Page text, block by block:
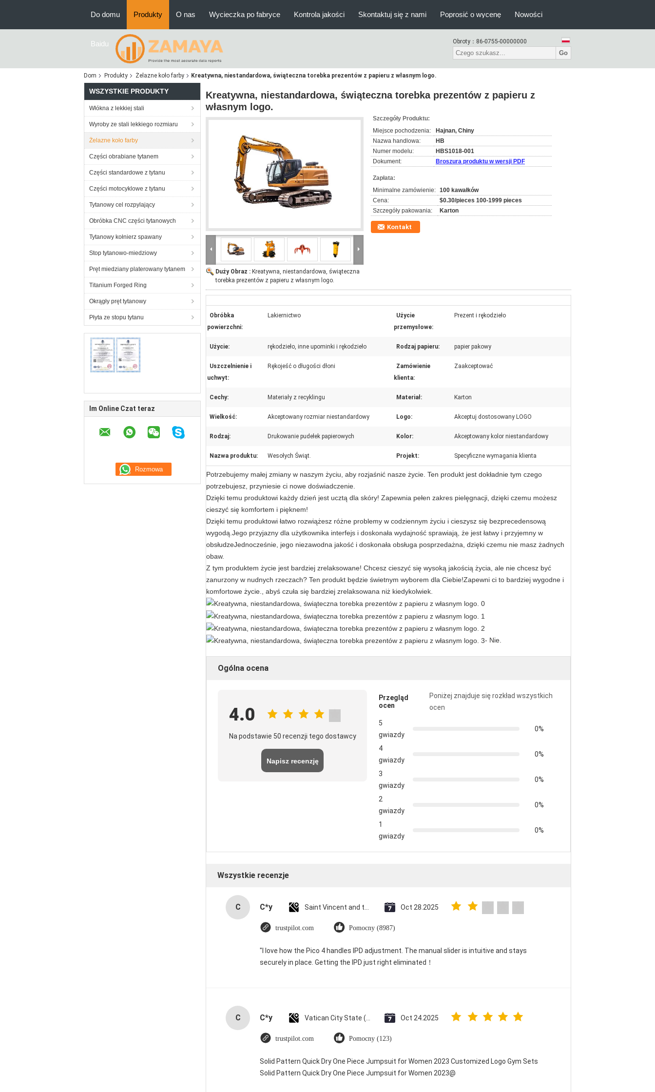
Do domu Produkty O nas Wycieczka po fabryce Kontrola jakości Skontaktuj się z nami Poprosić o wycenę Nowości
Baidu Obroty： 86-0755-00000000
Go
Dom Produkty Żelazne koło farby Kreatywna, niestandardowa, świąteczna torebka prezentów z papieru z własnym logo.
WSZYSTKIE PRODUKTY
Włókna z lekkiej stali
Wyroby ze stali lekkiego rozmiaru
Żelazne koło farby
Części obrabiane tytanem
Części standardowe z tytanu
Części motocyklowe z tytanu
Tytanowy cel rozpylający
Obróbka CNC części tytanowych
Tytanowy kołnierz spawany
Stop tytanowo-miedziowy
Pręt miedziany platerowany tytanem
Titanium Forged Ring
Okrągły pręt tytanowy
Płyta ze stopu tytanu
Im Online Czat teraz
Kreatywna, niestandardowa, świąteczna torebka prezentów z papieru z
własnym logo.
Duży Obraz : Kreatywna, niestandardowa, świąteczna
torebka prezentów z papieru z własnym logo.
Szczegóły Produktu:
Miejsce pochodzenia:
Hajnan, Chiny
Nazwa handlowa:
HB
Numer modelu:
HBS1018-001
Dokument:
Broszura produktu w wersji PDF
Zapłata:
Minimalne zamówienie: 100 kawałków
Cena:
$0.30/pieces 100-1999 pieces
Szczegóły pakowania:
Karton
Kontakt
Obróbka
powierzchni:
Lakiernictwo
Użycie
przemysłowe:
Prezent i rękodzieło
Użycie: rękodzieło, inne upominki i rękodzieło Rodzaj papieru: papier pakowy
Uszczelnienie i
uchwyt:
Rękojeść o długości dłoni
Zamówienie
klienta:
Zaakceptować
Cechy: Materiały z recyklingu Materiał: Karton
Wielkość: Akceptowany rozmiar niestandardowy Logo: Akceptuj dostosowany LOGO
Rodzaj: Drukowanie pudełek papierowych Kolor: Akceptowany kolor niestandardowy
Nazwa produktu: Wesołych Świąt. Projekt: Specyficzne wymagania klienta
Potrzebujemy małej zmiany w naszym życiu, aby rozjaśnić nasze życie. Ten produkt jest dokładnie tym czego
potrzebujesz, przyniesie ci nowe doświadczenie.
Dzięki temu produktowi każdy dzień jest ucztą dla skóry! Zapewnia pełen zakres pielęgnacji, dzięki czemu możesz
cieszyć się komfortem i pięknem!
Dzięki temu produktowi łatwo rozwiążesz różne problemy w codziennym życiu i cieszysz się bezprecedensową
wygodą.Jego przyjazny dla użytkownika interfejs i doskonała wydajność sprawiają, że jest łatwy i przyjemny w
obsłudzeJednocześnie, jego niezawodna jakość i doskonała obsługa posprzedażna, dzięki czemu nie masz żadnych
obaw.
Z tym produktem życie jest bardziej zrelaksowane! Chcesz cieszyć się wysoką jakością życia, ale nie chcesz być
zanurzony w nudnych rzeczach? Ten produkt będzie świetnym wyborem dla Ciebie!Zapewni ci to bardziej wygodne i
komfortowe życie., abyś czuła się bardziej zrelaksowana niż kiedykolwiek.
- Nie.
Ogólna ocena
4.0
Na podstawie 50 recenzji tego dostawcy
Napisz recenzję
Przegląd
ocen
Poniżej znajduje się rozkład wszystkich
ocen
5
gwiazdy
0%
4
gwiazdy
0%
3
gwiazdy
0%
2
gwiazdy
0%
1
gwiazdy
0%
Wszystkie recenzje
C C*y Oct 28.2025
trustpilot.com Pomocny (8987)
"I love how the Pico 4 handles IPD adjustment. The manual slider is intuitive and stays
securely in place. Getting the IPD just right eliminated！
C C*y Oct 24.2025
trustpilot.com Pomocny (123)
Solid Pattern Quick Dry One Piece Jumpsuit for Women 2023 Customized Logo Gym Sets
Solid Pattern Quick Dry One Piece Jumpsuit for Women 2023@